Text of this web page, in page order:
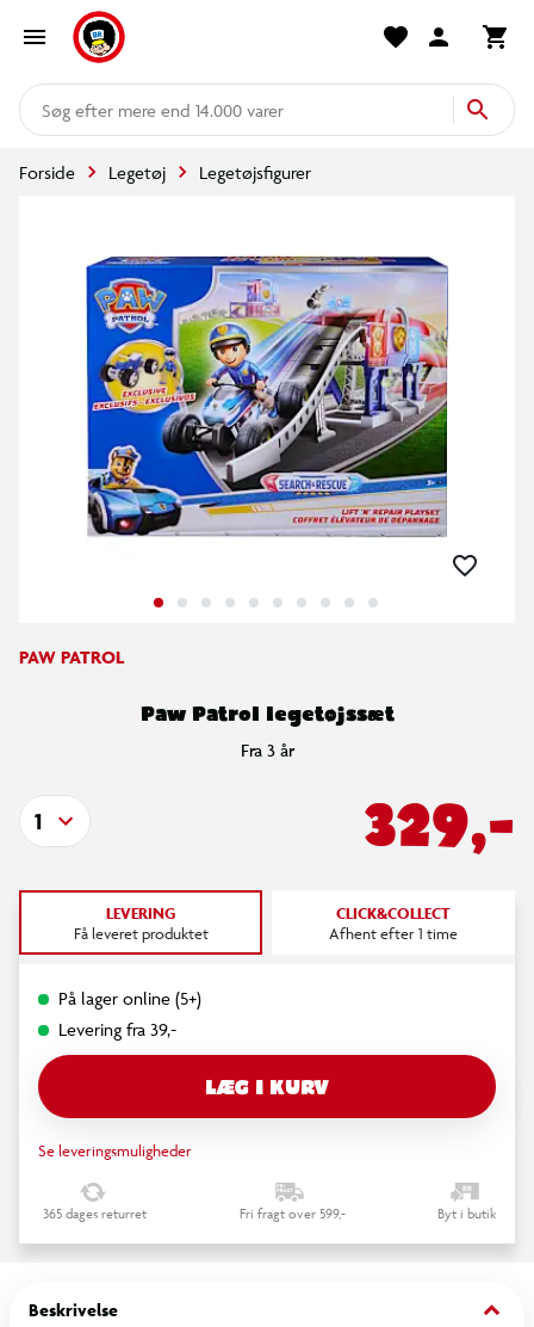
mere end 14.000 varer
Forside Legetøj Legetøjsfigurer
PAW PATROL
Paw Patrol legetøjssæt
Fra 3 år
329,-
1
LEVERING
Få leveret produktet
CLICK&COLLECT
Afhent efter 1 time
På lager online (5+)
Levering fra 39,-
LÆG I KURV
Se leveringsmuligheder
365 dages returret Fri fragt over 599,- Byt i butik
Beskrivelse keyboard_arrow_down